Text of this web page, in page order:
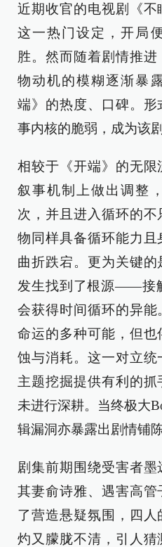
近期收官的电视剧《
这一热门设定，开局
胜。然而随着剧情推
物动机的模糊逐渐暴
端》的热度、口碑。
事内核的脆弱，成为该
相较于《开端》的无
叙事机制上做出调整
次，并且进入循环的不
物同样具备循环能力
曲折跌宕。更为关键
发生找到了根源——接
会获得时间循环的异能
命运的多种可能，但
蚀与消耗。这一对立
主题挖掘提供有利的
未进行深耕。当终极大
辑漏洞亦暴露出剧情铺
剧集前期围绕受害者
其妻俞诗雅、遇害高
了营造悬疑氛围，四
灼又朦胧不清，引人猜